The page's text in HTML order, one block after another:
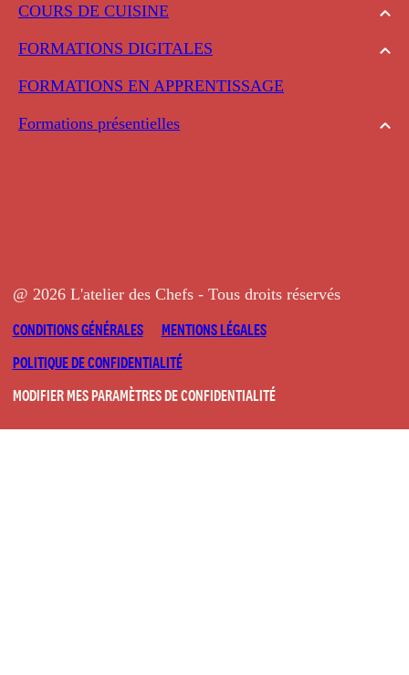
COURS DE CUISINE
FORMATIONS DIGITALES
FORMATIONS EN APPRENTISSAGE
Formations présentielles
@ 2026 L'atelier des Chefs - Tous droits réservés
CONDITIONS GÉNÉRALES
MENTIONS LÉGALES
POLITIQUE DE CONFIDENTIALITÉ
MODIFIER MES PARAMÈTRES DE CONFIDENTIALITÉ